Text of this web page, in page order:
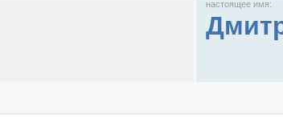
настоящее имя: